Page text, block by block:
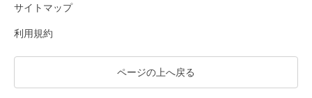
サイトマップ
利用規約
ページの上へ戻る